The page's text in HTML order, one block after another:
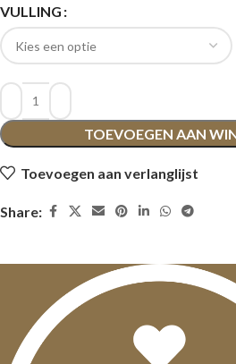
VULLING
TOEVOEGEN AAN
Toevoegen aan verlanglijst
Share: